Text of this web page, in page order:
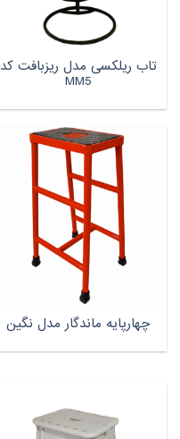
تاب ریلکسی مدل ریزبافت کد
MM5
چهارپایه ماندگار مدل نگین